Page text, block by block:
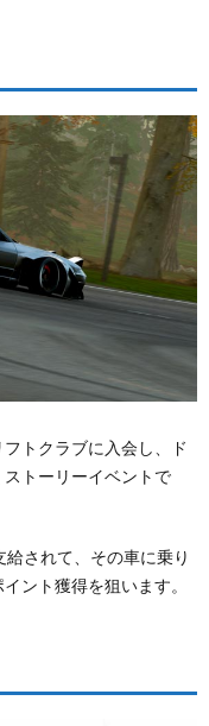
トクラブに入会し、ド
トーリーイベントで
されて、その車に乗り
ント獲得を狙います。